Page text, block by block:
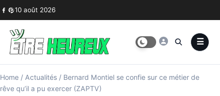
Skip to content
10 août 2026
Home / Actualités / Bernard Montiel se confie sur ce métier de
rêve qu’il a pu exercer (ZAPTV)